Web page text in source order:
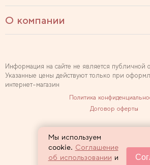
О компании
2007 — 2026
Информация на сайте не является публичной
Указанные цены действуют только при
интернет-магазин
Политика
Договор оферты
Мы используем
cookie. Соглашение
об использовании и